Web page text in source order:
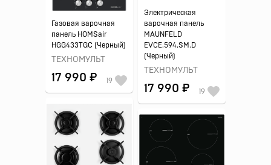
Электрическая
варочная панель
MAUNFELD
EVCE.594.SM.D
(Черный)
ТЕХНОМУЛЬТ
17 990 ₽ 19
Газовая варочная
панель HOMSair
HGG433TGC (Черный)
ТЕХНОМУЛЬТ
17 990 ₽ 19